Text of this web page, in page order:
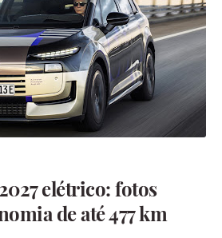
elétrico: fotos
de até 477 km